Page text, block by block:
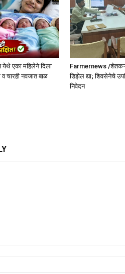
एका महिलेने दिला
व चारही नवजात बाळ
Farmernews /
डिझेल द्या; शिवसेनेचे
निवेदन